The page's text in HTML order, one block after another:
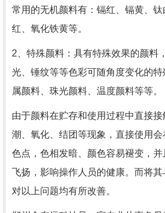
常用的无机颜料有：镉红、镉黄、
红、氧化铁黄等。
2、特殊颜料：具有特殊效果的颜料
光、锤纹等等色彩可随角度变化的
属颜料、珠光颜料、温度颜料等等。
由于颜料在贮存和使用过程中直接
潮、氧化、结团等现象，直接使用
色点，色相发暗、颜色容易褪变，
飞扬，影响操作人员的健康。而将
对以上问题均有所改善。